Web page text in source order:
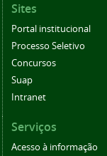
Sites
Portal institucional
Processo Seletivo
Concursos
Suap
Intranet
Serviços
Acesso à informação